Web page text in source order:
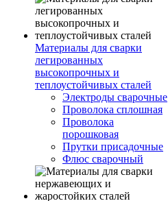
Материалы для сварки
легированных
высокопрочных и
теплоустойчивых сталей
Электроды сварочные
Проволока сплошная
Проволока
порошковая
Прутки присадочные
Флюс сварочный